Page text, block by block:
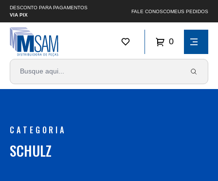
DESCONTO PARA PAGAMENTOS
VIA PIX
FALE CONOSCOMEUS PEDIDOS
0
CATEGORIA
SCHULZ